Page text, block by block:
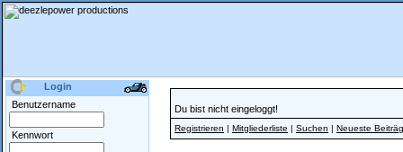
Login
Benutzername
Kennwort
Du bist nicht eingeloggt!
Registrieren | Mitgliederliste | Suchen | Neueste